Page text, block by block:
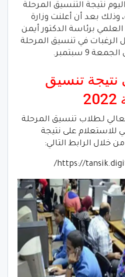
اليوم نتيجة التنسيق المرحلة
وذلك بعد أن أعلنت وزارة
برئاسة الدكتور أيمن
في تنسيق المرحلة
9 سبتمبر.
نتيجة تنسيق
لـطلاب تنسيق المرحلة
للاستعلام على نتيجة
خلال الرابط التالي:
https://